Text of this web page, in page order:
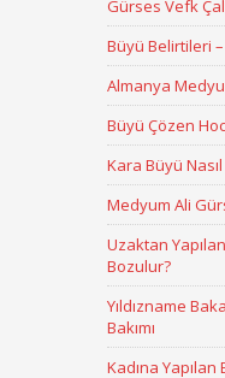
Gürses Vefk
Büyü Belirtileri
Almanya
Büyü Çözen
Kara Büyü
Medyum Ali
Uzaktan
Bozulur?
Yıldızname
Bakımı
Kadına Yapılan